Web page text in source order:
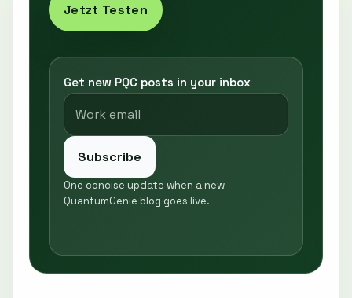
Jetzt Testen
Get new PQC posts in your inbox
Subscribe
One concise update when a new
QuantumGenie blog goes live.